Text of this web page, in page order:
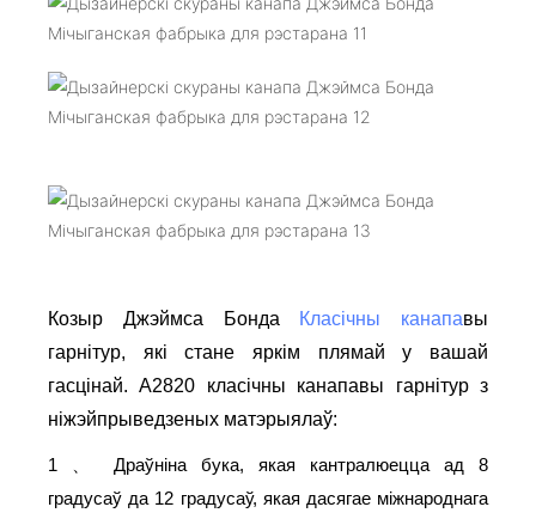
Козыр Джэймса Бонда Класічны канапавы
гарнітур, які стане яркім плямай у вашай
гасцінай. A2820 класічны канапавы гарнітур з
ніжэйпрыведзеных матэрыялаў:
1
Драўніна бука, якая кантралюецца ад 8
градусаў да 12 градусаў, якая дасягае міжнароднага